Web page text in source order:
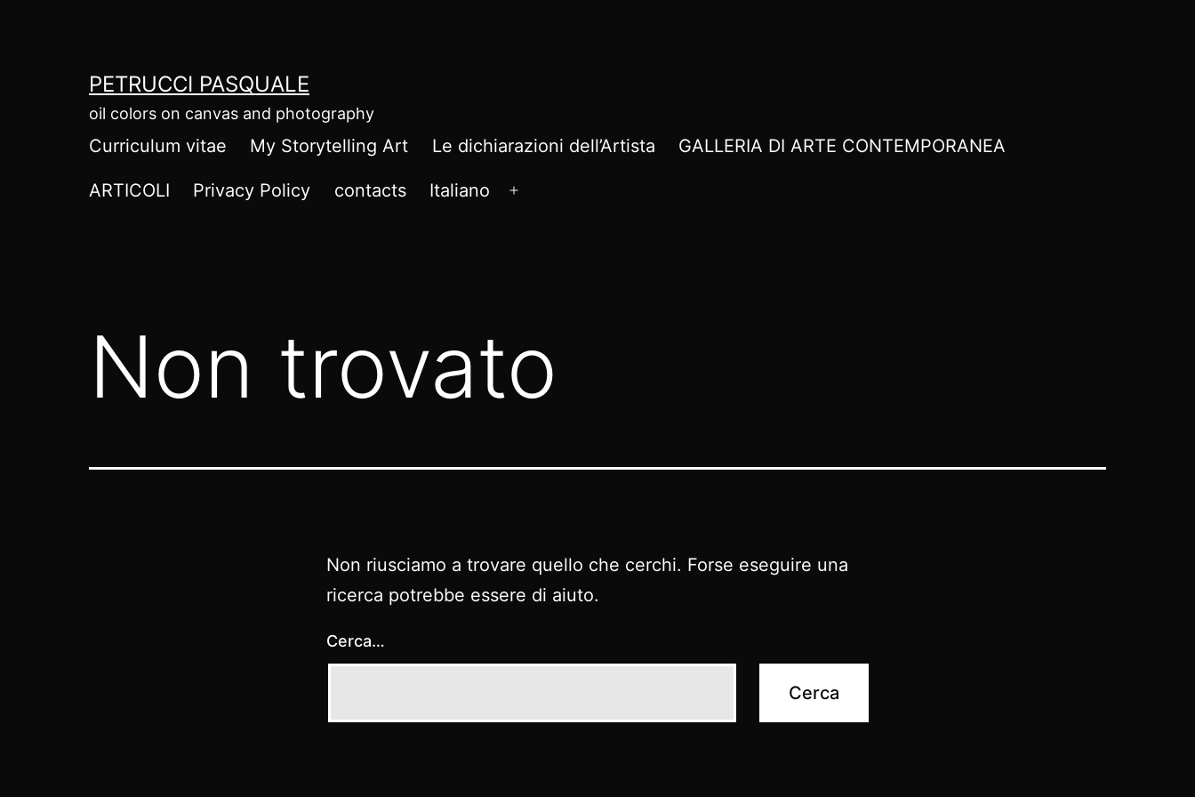
PETRUCCI PASQUALE
oil colors on canvas and photography
Curriculum vitae My Storytelling Art Le dichiarazioni dell’Artista GALLERIA DI ARTE CONTEMPORANEA
ARTICOLI Privacy Policy contacts Italiano
Non trovato
Non riusciamo a trovare quello che cerchi. Forse eseguire una
ricerca potrebbe essere di aiuto.
Cerca…